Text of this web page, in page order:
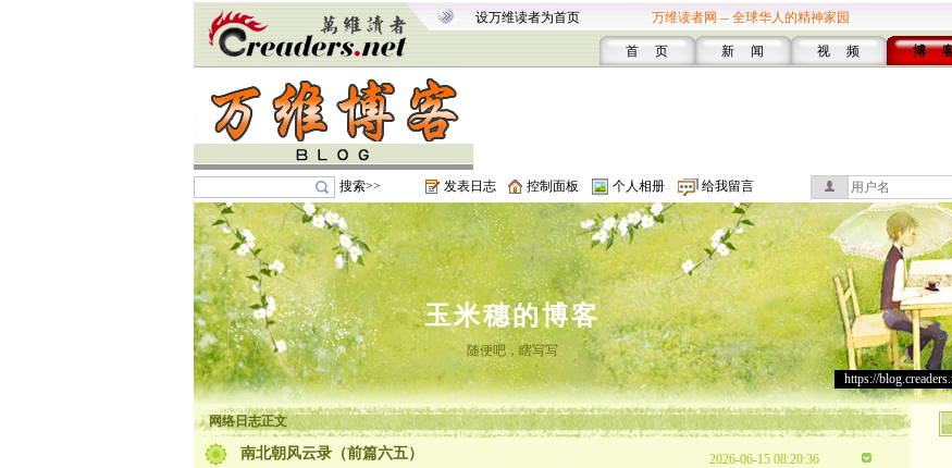
设万维读者为首页 万维读者网 -- 全球华人的精神家园
首 页 新 闻 视 频 博
搜索>> 发表日志 控制面板 个人相册 给我留言
玉米穗的博客
随便吧，瞎写写
https://
网络日志正文
南北朝风云录（前篇六五） 2026-06-15 08:20:36